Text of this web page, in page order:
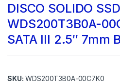
DISCO SOLIDO
WDS200T3B0A-
SATA III 2.5″ 7mm
SKU: WDS200T3B0A-00C7K0